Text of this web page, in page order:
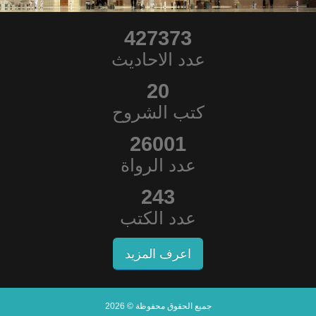
427373
عدد الاحاديث
20
كتب الشروح
26001
عدد الرواة
243
عدد الكتب
اعرف المزيد
جميع الحقوق محفوظة © 2026